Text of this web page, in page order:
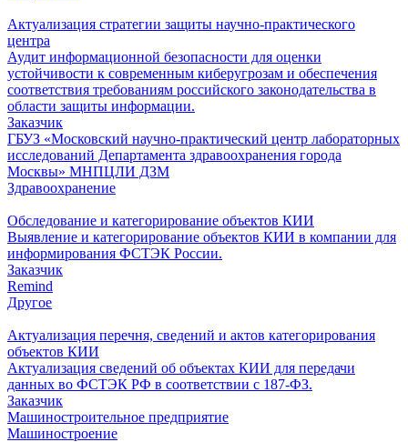
Актуализация стратегии защиты научно-практического
центра
Аудит информационной безопасности для оценки
устойчивости к современным киберугрозам и обеспечения
соответствия требованиям российского законодательства в
области защиты информации.
Заказчик
ГБУЗ «Московский научно-практический центр лабораторных
исследований Департамента здравоохранения города
Москвы» МНПЦЛИ ДЗМ
Здравоохранение
Обследование и категорирование объектов КИИ
Выявление и категорирование объектов КИИ в компании для
информирования ФСТЭК России.
Заказчик
Remind
Другое
Актуализация перечня, сведений и актов категорирования
объектов КИИ
Актуализация сведений об объектах КИИ для передачи
данных во ФСТЭК РФ в соответствии с 187-ФЗ.
Заказчик
Машиностроительное предприятие
Машиностроение